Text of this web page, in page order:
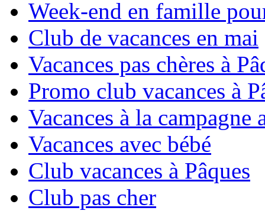
Week-end en famille
Club de vacances en mai
Vacances pas chères à
Promo club vacances à
Vacances à la campagne
Vacances avec bébé
Club vacances à Pâques
Club pas cher